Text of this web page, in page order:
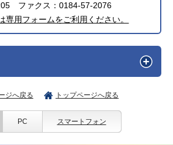
ファクス：0184-57-2076
専用フォームをご利用ください。
ジへ戻る トップページへ戻る
PC スマートフォン